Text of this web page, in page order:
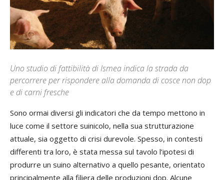
Uno studio di fattibilità di Ismea indica la strada da
percorrere per rispondere alla domanda di cosce non dop
e di carni fresche
Sono ormai diversi gli indicatori che da tempo mettono in
luce come il settore suinicolo, nella sua strutturazione
attuale, sia oggetto di crisi durevole. Spesso, in contesti
differenti tra loro, è stata messa sul tavolo l’ipotesi di
produrre un suino alternativo a quello pesante, orientato
principalmente alla filiera delle produzioni dop. Alcune